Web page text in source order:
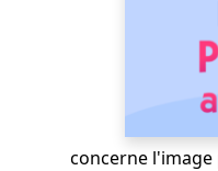
concerne l'image